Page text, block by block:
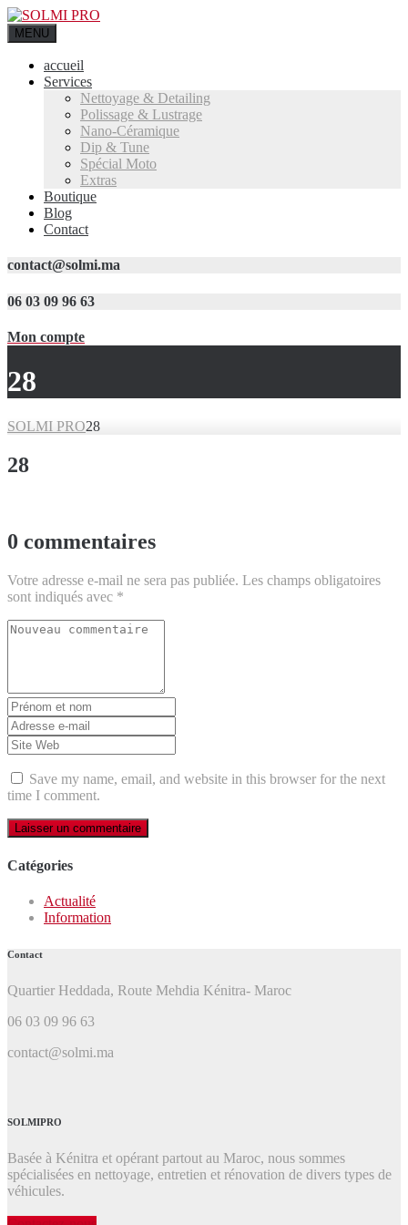
MENU
accueil
Services
Nettoyage & Detailing
Polissage & Lustrage
Nano-Céramique
Dip & Tune
Spécial Moto
Extras
Boutique
Blog
Contact
contact@solmi.ma
06 03 09 96 63
Mon compte
28
SOLMI PRO28
28
0 commentaires
Votre adresse e-mail ne sera pas publiée. Les champs obligatoires
sont indiqués avec *
Votre
Prénom
et
nom*
Adresse
e-
mail
*
Site
Web
Save my name, email, and website in this browser for the next
time I comment.
Catégories
Actualité
Information
Contact
Quartier Heddada, Route Mehdia Kénitra- Maroc
06 03 09 96 63
contact@solmi.ma
SOLMIPRO
Basée à Kénitra et opérant partout au Maroc, nous sommes
spécialisées en nettoyage, entretien et rénovation de divers types de
véhicules.